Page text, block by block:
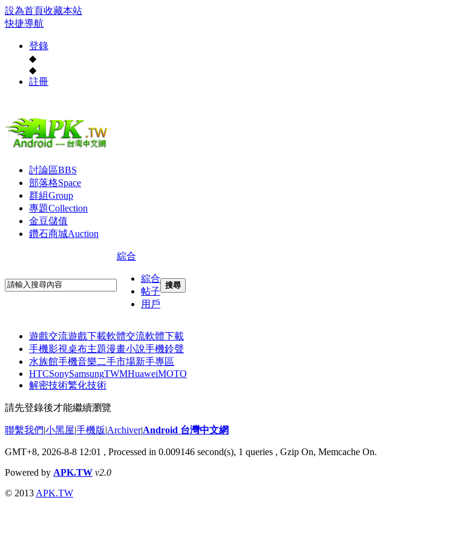
設為首頁收藏本站
快捷導航
登錄
◆
◆
註冊
討論區BBS
部落格Space
群組Group
專題Collection
金豆儲值
鑽石商城Auction
綜合
綜合
帖子
用戶
搜尋
遊戲交流遊戲下載軟體交流軟體下載
手機影視桌布主題漫畫小說手機鈴聲
水族館手機音樂二手市場新手專區
HTCSonySamsungTWMHuaweiMOTO
解密技術繁化技術
請先登錄後才能繼續瀏覽
聯繫我們|小黑屋|手機版|Archiver|Android 台灣中文網
GMT+8, 2026-8-8 12:01 , Processed in 0.009146 second(s), 1 queries , Gzip On, Memcache On.
Powered by APK.TW v2.0
© 2013 APK.TW